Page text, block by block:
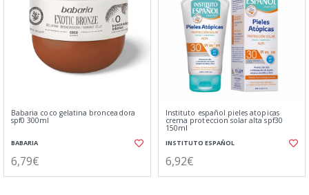
Babaria coco gelatina bronceadora
spf0 300ml
BABARIA
6,79€
Instituto español pieles atopicas
crema proteccion solar alta spf30
150ml
INSTITUTO ESPAÑOL
6,92€